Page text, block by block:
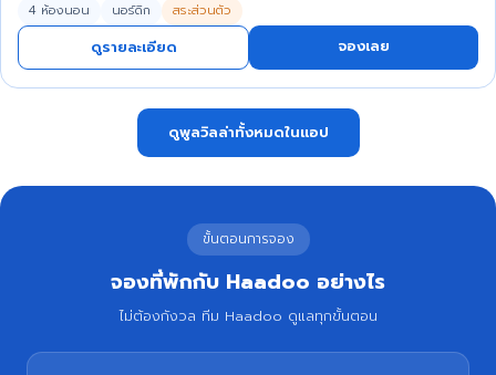
4 ห้องนอน นอร์ดิก สระส่วนตัว
ดูรายละเอียด จองเลย
ดูพูลวิลล่าทั้งหมดในแอป
ขั้นตอนการจอง
จองที่พักกับ Haadoo อย่างไร
ไม่ต้องกังวล ทีม Haadoo ดูแลทุกขั้นตอน